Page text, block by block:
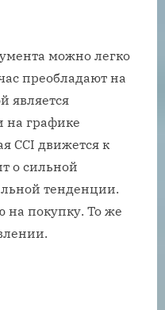
можно легко
преобладают на
является
на графике
CCI движется к
о сильной
тенденции.
покупку. То же